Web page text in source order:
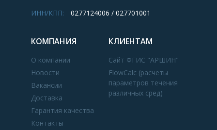
ИНН/КПП: 0277124006 / 027701001
КОМПАНИЯ
О компании
Новости
Вакансии
Доставка
Гарантия качества
Контакты
КЛИЕНТАМ
Сайт ФГИС "АРШИН"
FlowCalc (расчеты
параметров течения
различных сред)